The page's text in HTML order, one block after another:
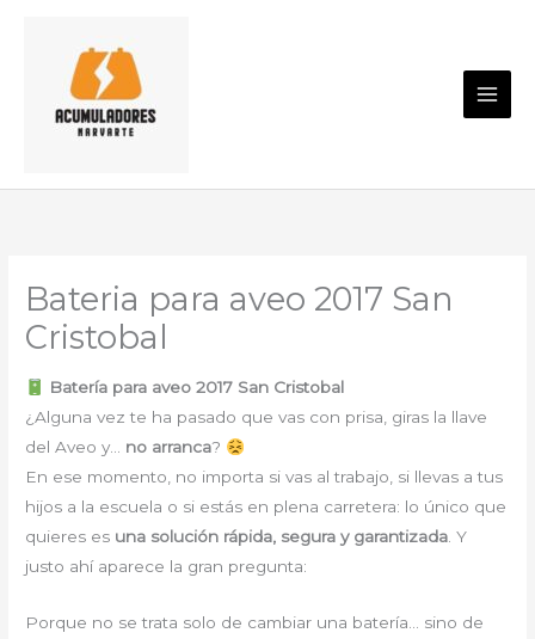
contenido
Bateria para aveo 2017 San
Cristobal
Batería para aveo 2017 San Cristobal
¿Alguna vez te ha pasado que vas con prisa, giras la llave
del Aveo y… no arranca?
En ese momento, no importa si vas al trabajo, si llevas a tus
hijos a la escuela o si estás en plena carretera: lo único que
quieres es una solución rápida, segura y garantizada. Y
justo ahí aparece la gran pregunta:
Porque no se trata solo de cambiar una batería… sino de